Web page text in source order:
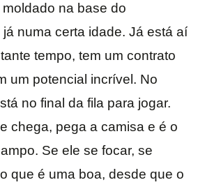
na base do
numa certa idade. Já está aí
tempo, tem um contrato
um potencial incrível. No
no final da fila para jogar.
chega, pega a camisa e é o
Se ele se focar, se
que é uma boa, desde que o